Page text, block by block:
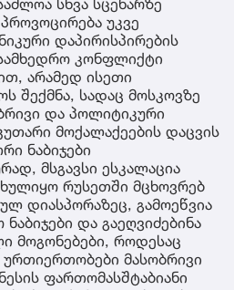
სხვა სცენარზე
უკვე
დაპირისპირების
კონფლიქტი
არამედ ისეთი
შექმნა, სადაც მოსკოვზე
და პოლიტიკური
მოქალაქეების დაცვის
ნაბიჯები
მსგავსი ესკალაცია
რუსეთში მცხოვრებ
დიასპორაზეც, გამოეწვია
და გაეღვიძებინა
მოგონებები, როდესაც
მასობრივი
ფართომასშტაბიანი